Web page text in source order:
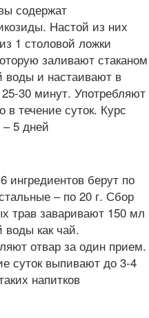
содержат
Настой из них
1 столовой ложки
заливают стаканом
воды и настаивают в
30 минут. Употребляют
в течение суток. Курс
5 дней
ингредиентов берут по
– по 20 г. Сбор
трав заваривают 150 мл
воды как чай.
отвар за один прием.
суток выпивают до 3-4
напитков